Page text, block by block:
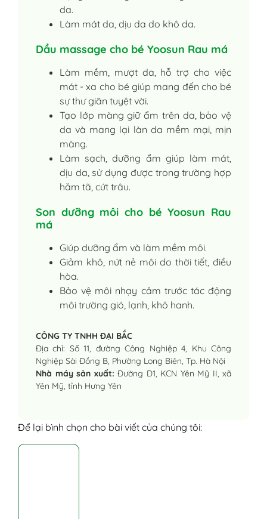
da.
Làm mát da, dịu da do khô da.
Dầu massage cho bé Yoosun Rau má
Làm mềm, mượt da, hỗ trợ cho việc
mát - xa cho bé giúp mang đến cho bé
sự thư giãn tuyệt vời.
Tạo lớp màng giữ ẩm trên da, bảo vệ
da và mang lại làn da mềm mại, mịn
màng.
Làm sạch, dưỡng ẩm giúp làm mát,
dịu da, sử dụng được trong trường hợp
hăm tã, cứt trâu.
Son dưỡng môi cho bé Yoosun Rau
má
Giúp dưỡng ẩm và làm mềm môi.
Giảm khô, nứt nẻ môi do thời tiết, điều
hòa.
Bảo vệ môi nhạy cảm trước tác động
môi trường gió, lạnh, khô hanh.
CÔNG TY TNHH ĐẠI BẮC
Địa chỉ: Số 11, đường Công Nghiệp 4, Khu Công
Nghiệp Sài Đồng B, Phường Long Biên, Tp. Hà Nội
Nhà máy sản xuất: Đường D1, KCN Yên Mỹ II, xã
Yên Mỹ, tỉnh Hưng Yên
Để lại bình chọn cho bài viết của chúng tôi: